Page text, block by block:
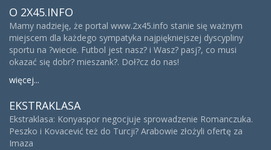
O 2X45.INFO
Mamy nadzieję, że portal www.2x45.info stanie się ważnym
miejscem dla każdego sympatyka najpiękniejszej dyscypliny
sportu na ?wiecie. Futbol jest nasz? i Wasz? pasj?, co musi
okazać się dobr? mieszank?. Doł?cz do nas!
więcej...
EKSTRAKLASA
Ekstraklasa: Konyaspor negocjuje sprowadzenie Romanczuka.
Peszko i Kovacević też do Turcji? Arabowie złożyli ofertę za
Imaza